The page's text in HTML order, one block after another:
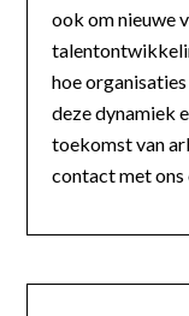
ook om nieuwe
hoe
deze dynamiek
toekomst van
contact met ons